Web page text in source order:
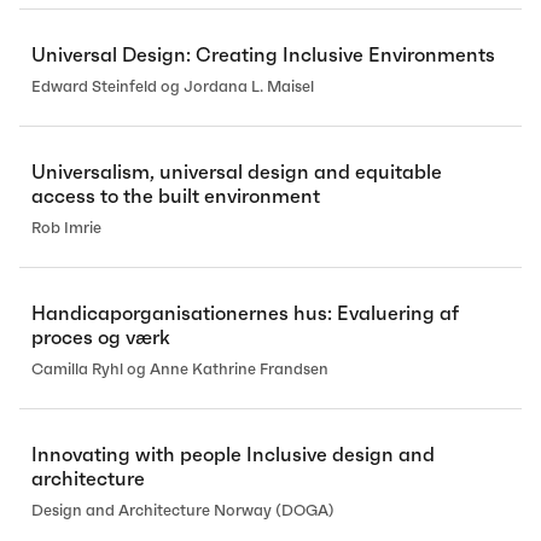
Universal Design: Creating Inclusive Environments
Edward Steinfeld og Jordana L. Maisel
Universalism, universal design and equitable
access to the built environment
Rob Imrie
Handicaporganisationernes hus: Evaluering af
proces og værk
Camilla Ryhl og Anne Kathrine Frandsen
Innovating with people Inclusive design and
architecture
Design and Architecture Norway (DOGA)